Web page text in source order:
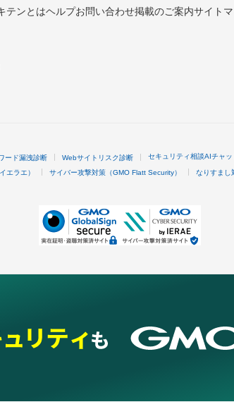
テンとはヘルプお問い合わせ掲載のご案内サイト
ード漏洩診断 Webサイトリスク診断 セキュリティ相談AIチャッ
エラエ） サイバー攻撃対策（GMO Flatt Security） なりすまし